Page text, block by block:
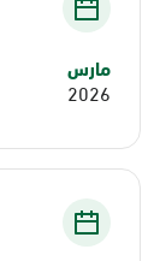
مارس
2026